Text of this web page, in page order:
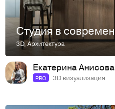
3D,Архитектура
Екатерина Анисова
PRO 3D визуализация